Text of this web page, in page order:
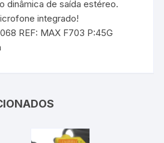
dinâmica de saída estéreo.
integrado!
REF: MAX F703 P:45G